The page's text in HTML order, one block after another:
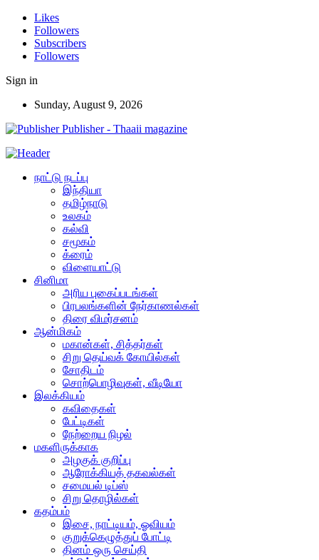
Likes
Followers
Subscribers
Followers
Sign in
Sunday, August 9, 2026
Publisher - Thaaii magazine
நாட்டு நடப்பு
இந்தியா
தமிழ்நாடு
உலகம்
கல்வி
சமூகம்
க்ரைம்
விளையாட்டு
சினிமா
அரிய புகைப்படங்கள்
பிரபலங்களின் நேர்காணல்கள்
திரை விமர்சனம்
ஆன்மிகம்
மகான்கள், சித்தர்கள்
சிறு தெய்வக் கோயில்கள்
சோதிடம்
சொற்பொழிவுகள், வீடியோ
இலக்கியம்
கவிதைகள்
பேட்டிகள்
நேற்றைய நிழல்
மகளிருக்காக
அழகுக் குறிப்பு
ஆரோக்கியத் தகவல்கள்
சமையல் டிப்ஸ்
சிறு தொழில்கள்
கதம்பம்
இசை, நாட்டியம், ஓவியம்
குறுக்கெழுத்துப் போட்டி
தினம் ஒரு செய்தி